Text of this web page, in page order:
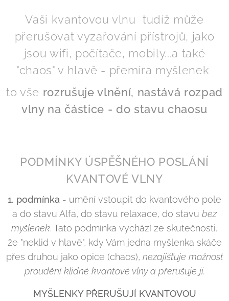
Vaši kvantovou vlnu tudíž může
přerušovat vyzařování přístrojů, jako
jsou wifi, počítače, mobily...a také
"chaos" v hlavě - přemíra myšlenek
to vše rozrušuje vlnění, nastává rozpad
vlny na částice - do stavu chaosu
PODMÍNKY ÚSPĚŠNÉHO POSLÁNÍ
KVANTOVÉ VLNY
1. podmínka - umění vstoupit do kvantového pole
a do stavu Alfa, do stavu relaxace, do stavu bez
myšlenek. Tato podmínka vychází ze skutečnosti,
že "neklid v hlavě", kdy Vám jedna myšlenka skáče
přes druhou jako opice (chaos), nezajišťuje možnost
proudění klidné kvantové vlny a přerušuje ji.
MYŠLENKY PŘERUŠUJÍ KVANTOVOU